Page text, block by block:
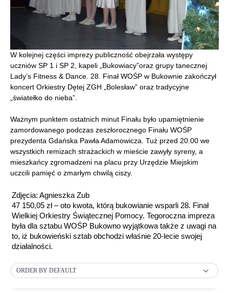
W kolejnej części imprezy publiczność obejrzała występy
uczniów SP 1 i SP 2, kapeli „Bukowiacy”oraz grupy tanecznej
Lady’s Fitness & Dance. 28. Finał WOŚP w Bukownie zakończył
koncert Orkiestry Dętej ZGH „Bolesław” oraz tradycyjne
„światełko do nieba”.
Ważnym punktem ostatnich minut Finału było upamiętnienie
zamordowanego podczas zeszłorocznego Finału WOŚP
prezydenta Gdańska Pawła Adamowicza. Tuż przed 20.00 we
wszystkich remizach strażackich w mieście zawyły syreny, a
mieszkańcy zgromadzeni na placu przy Urzędzie Miejskim
uczcili pamięć o zmarłym chwilą ciszy.
Zdjęcia: Agnieszka Zub
47 150,05 zł – oto kwota, którą bukowianie wsparli 28. Finał
Wielkiej Orkiestry Świątecznej Pomocy. Tegoroczna impreza
była dla sztabu WOŚP Bukowno wyjątkowa także z uwagi na
to, iż bukowieński sztab obchodzi właśnie 20-lecie swojej
działalności.
ORDER BY DEFAULT